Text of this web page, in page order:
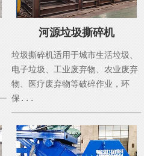
河源垃圾撕碎机
垃圾撕碎机适用于城市生活垃圾、
电子垃圾、工业废弃物、农业废弃
物、医疗废弃物等破碎作业，环
保...